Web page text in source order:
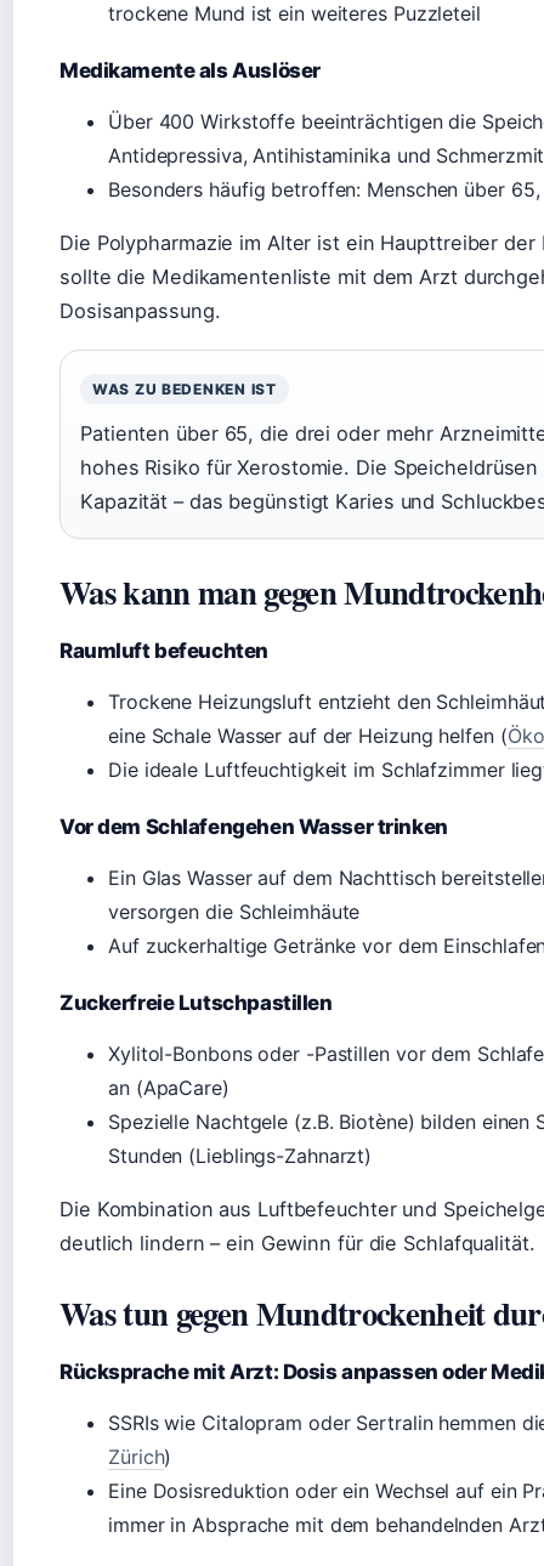
trockene Mund ist ein weiteres Puzzleteil
Medikamente als Auslöser
Über 400 Wirkstoffe beeinträchtigen die
Antidepressiva, Antihistaminika und
Besonders häufig betroffen: Menschen über
Die Polypharmazie im Alter ist ein Haupttreiber
sollte die Medikamentenliste mit dem Arzt
Dosisanpassung.
WAS ZU BEDENKEN IST
Patienten über 65, die drei oder mehr
hohes Risiko für Xerostomie. Die
Kapazität – das begünstigt Karies und
Was kann man gegen
Raumluft befeuchten
Trockene Heizungsluft entzieht den
eine Schale Wasser auf der Heizung helfen (
Die ideale Luftfeuchtigkeit im Schlafzimmer
Vor dem Schlafengehen Wasser trinken
Ein Glas Wasser auf dem Nachttisch
versorgen die Schleimhäute
Auf zuckerhaltige Getränke vor dem
Zuckerfreie Lutschpastillen
Xylitol-Bonbons oder -Pastillen vor dem
an (ApaCare)
Spezielle Nachtgele (z.B. Biotène) bilden
Stunden (Lieblings-Zahnarzt)
Die Kombination aus Luftbefeuchter und
deutlich lindern – ein Gewinn für die Schlafqualität.
Was tun gegen Mundtrockenheit
Rücksprache mit Arzt: Dosis anpassen oder
SSRIs wie Citalopram oder Sertralin hemmen
Zürich)
Eine Dosisreduktion oder ein Wechsel auf ein
immer in Absprache mit dem behandelnden